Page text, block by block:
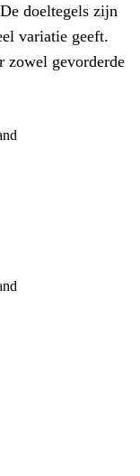
doeltegels zijn
variatie geeft.
zowel gevorderde